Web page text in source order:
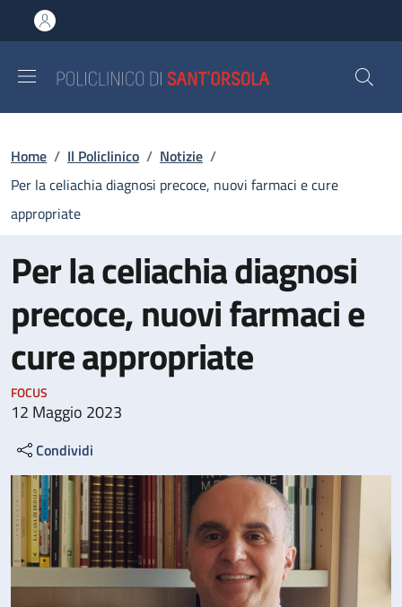
al contenuto principale
to footer content
Briciole di pane
Home / Il Policlinico / Notizie /
Per la celiachia diagnosi precoce, nuovi farmaci e cure
appropriate
Per la celiachia diagnosi
precoce, nuovi farmaci e
cure appropriate
FOCUS
12 Maggio 2023
Condividi